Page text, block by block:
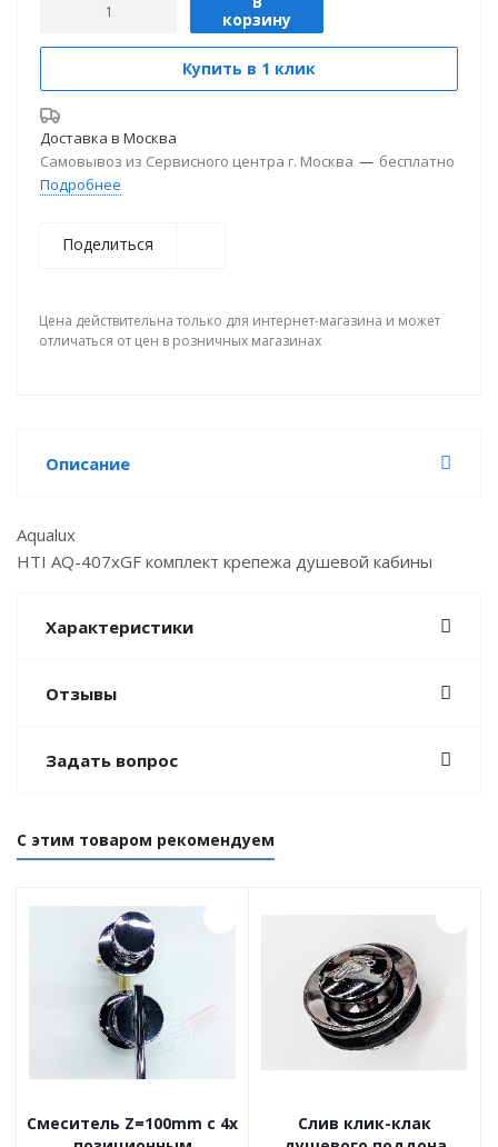
корзину
Купить в 1 клик
Доставка в Москва
Самовывоз из Сервисного центра г. Москва — бесплатно
Подробнее
Поделиться
Цена действительна только для интернет-магазина и может
отличаться от цен в розничных магазинах
Описание
Aqualux
HTI AQ-407xGF комплект крепежа душевой кабины
Характеристики
Отзывы
Задать вопрос
С этим товаром рекомендуем
Смеситель Z=100mm с 4х
Слив клик-клак